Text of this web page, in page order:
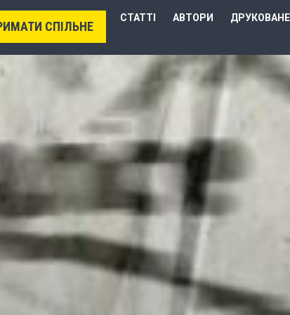
СПІЛЬНЕ
СТАТТІ АВТОРИ ДРУКОВАНЕ